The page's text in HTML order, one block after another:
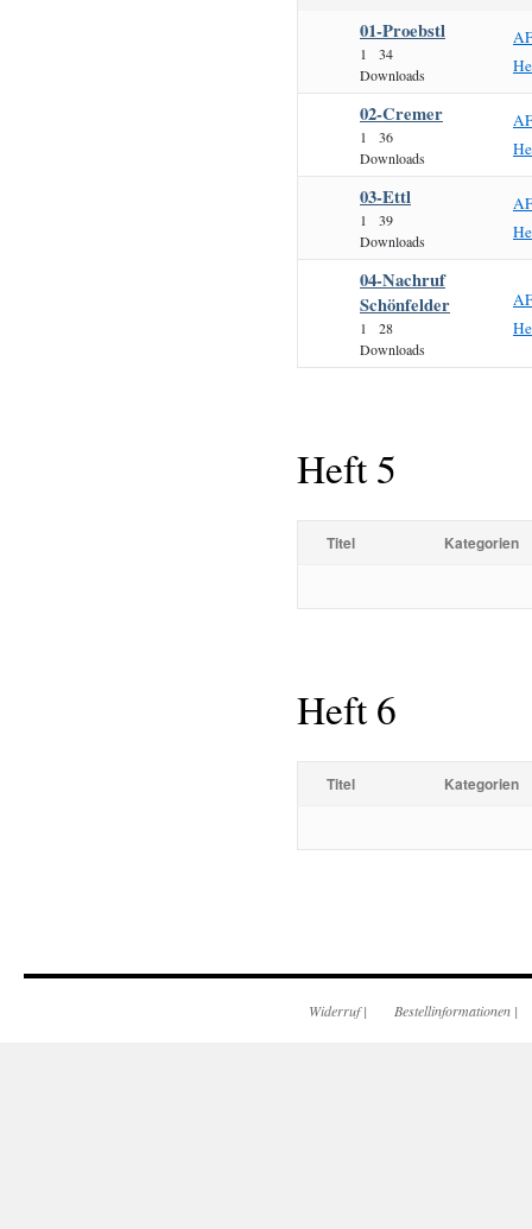
01-Proebstl
1
34
Downloads
02-Cremer
1
36
Downloads
03-Ettl
1
39
Downloads
04-Nachruf
Schönfelder
1
28
Downloads
Heft 5
Titel Kategorien
Heft 6
Titel Kategorien
Widerruf| Bestellinformationen |